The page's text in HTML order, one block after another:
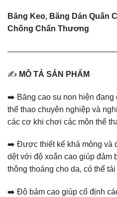
Băng Keo, Băng Dán Quấn
Chống Chấn Thương
✍️ MÔ TẢ SẢN PHẨM
➡️ Băng cao su non hiện
thể thao chuyên nghiệp và
các cơ khi chơi các môn thể
➡️️ Được thiết kế khá mỏng và
dệt với độ xoắn cao giúp đảm
thông thoáng cho da, có thể
➡️ Độ bám cao giúp cố định